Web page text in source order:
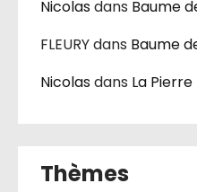
Nicolasdans Baume
FLEURYdans Baume
Nicolasdans La
Thèmes